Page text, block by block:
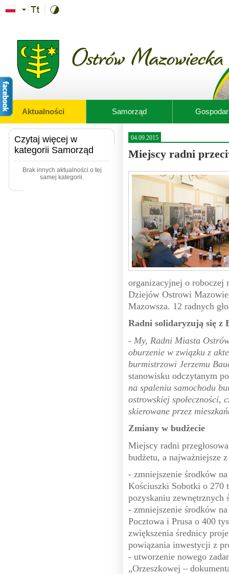
Przejdź do treści
Aktualności Samorząd
Czytaj więcej w
kategorii Samorząd
Brak innych aktualności o tej
samej kategorii.
04.09.2015
Miejscy radni
organizacyjnej o roboczej
Dziejów Ostrowi
Mazowsza. 12 radnych
Radni solidaryzują się z
- My, Radni Miasta
oburzenie w związku z
burmistrzowi Jerzemu
stanowisku odczytanym
na spaleniu samochodu
ostrowskiej społeczności,
skierowane przez
Zmiany w budżecie
Miejscy radni
budżetu, a najważniejsze
- zmniejszenie środków
Kościuszki Sobotki o 270
pozyskaniu zewnętrznych
- zmniejszenie środków
Pocztowa i Prusa o 400
zwiększenia średnicy
powiązania inwestycji z
- utworzenie nowego
„Orzeszkowej –